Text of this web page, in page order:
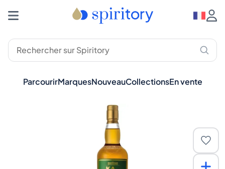
ParcourirMarquesNouveauCollectionsEn vente